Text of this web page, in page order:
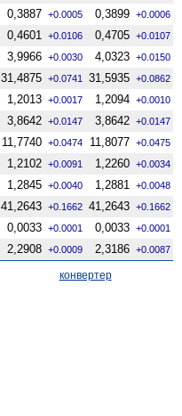
0,3887 +0.0005 0,3899 +0.0006
0,4601 +0.0106 0,4705 +0.0107
3,9966 +0.0030 4,0323 +0.0150
31,4875 +0.0741 31,5935 +0.0862
1,2013 +0.0017 1,2094 +0.0010
3,8642 +0.0147 3,8642 +0.0147
11,7740 +0.0474 11,8077 +0.0475
1,2102 +0.0091 1,2260 +0.0034
1,2845 +0.0040 1,2881 +0.0048
41,2643 +0.1662 41,2643 +0.1662
0,0033 +0.0001 0,0033 +0.0001
2,2908 +0.0009 2,3186 +0.0087
конвертер